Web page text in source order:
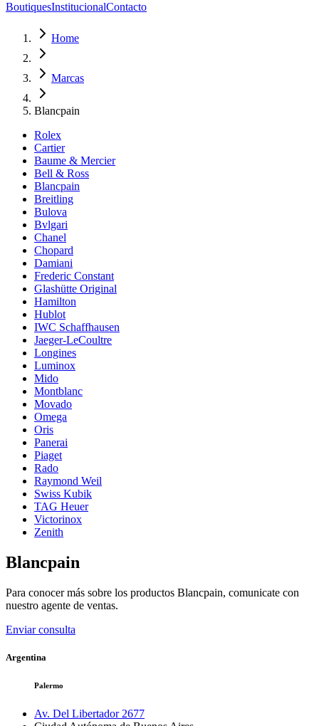
BoutiquesInstitucionalContacto
Home
Marcas
Blancpain
Rolex
Cartier
Baume & Mercier
Bell & Ross
Blancpain
Breitling
Bulova
Bvlgari
Chanel
Chopard
Damiani
Frederic Constant
Glashütte Original
Hamilton
Hublot
IWC Schaffhausen
Jaeger-LeCoultre
Longines
Luminox
Mido
Montblanc
Movado
Omega
Oris
Panerai
Piaget
Rado
Raymond Weil
Swiss Kubik
TAG Heuer
Victorinox
Zenith
Blancpain
Para conocer más sobre los productos Blancpain, comunicate con
nuestro agente de ventas.
Enviar consulta
Argentina
Palermo
Av. Del Libertador 2677